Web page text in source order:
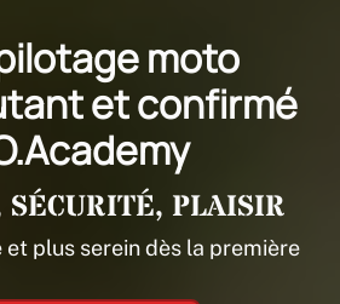
moto
et confirmé
PLAISIR
plus serein dès la première